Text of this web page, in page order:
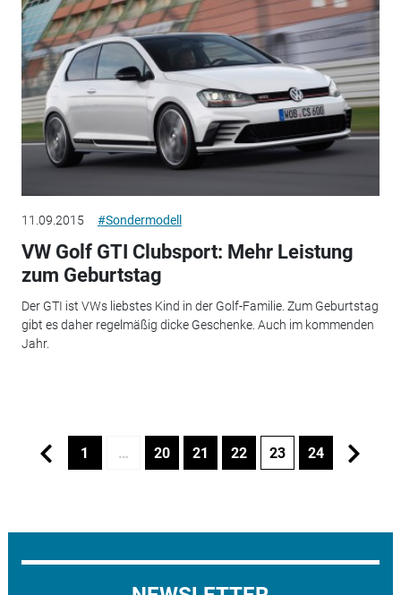
11.09.2015 #Sondermodell
VW Golf GTI Clubsport: Mehr Leistung
zum Geburtstag
Der GTI ist VWs liebstes Kind in der Golf-Familie. Zum Geburtstag
gibt es daher regelmäßig dicke Geschenke. Auch im kommenden
Jahr.
1 … 20 21 22 23 24